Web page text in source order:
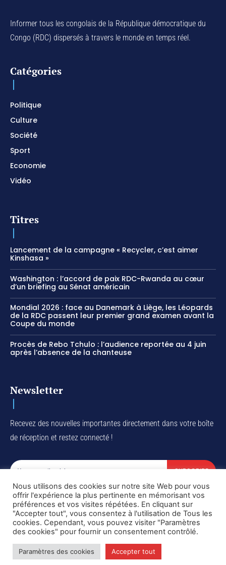
Informer tous les congolais de la République démocratique du
Congo (RDC) dispersés à travers le monde en temps réel.
Catégories
Politique
Culture
Société
Sport
Economie
Vidéo
Titres
Lancement de la campagne « Recycler, c’est aimer
Kinshasa »
Washington : l’accord de paix RDC-Rwanda au cœur
d’un briefing au Sénat américain
Mondial 2026 : face au Danemark à Liège, les Léopards
de la RDC passent leur premier grand examen avant la
Coupe du monde
Procès de Rebo Tchulo : l’audience reportée au 4 juin
après l’absence de la chanteuse
Newsletter
Recevez des nouvelles importantes directement dans votre boîte
de réception et restez connecté !
SUBSCRIBE
I've read and accept thePrivacy Policy.
Copyright © DiaspoRDC. All rights reserved
Nous utilisons des cookies sur notre site Web pour vous
offrir l'expérience la plus pertinente en mémorisant vos
préférences et vos visites répétées. En cliquant sur
"Accepter tout", vous consentez à l'utilisation de Tous les
cookies. Cependant, vous pouvez visiter "Paramètres
des cookies" pour fournir un consentement contrôlé.
Paramètres des cookies Accepter tout